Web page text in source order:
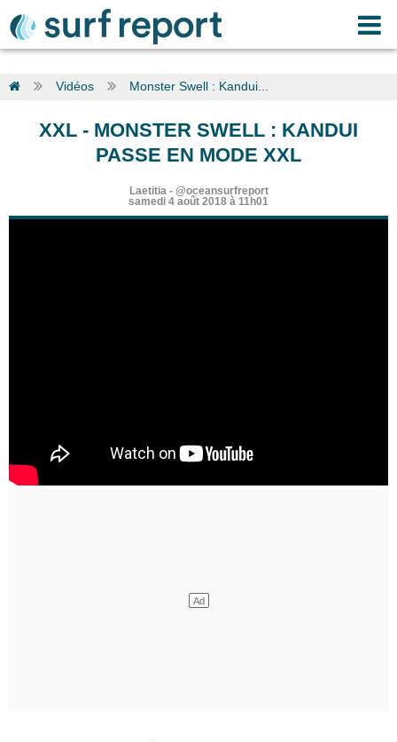
Vidéos Monster Swell : Kandui...
XXL - MONSTER SWELL : KANDUI
PASSE EN MODE XXL
Laetitia- @oceansurfreport
samedi 4 août 2018 à 11h01